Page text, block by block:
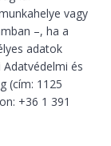
vagy
–, ha a
adatok
és
(cím: 1125
+36 1 391